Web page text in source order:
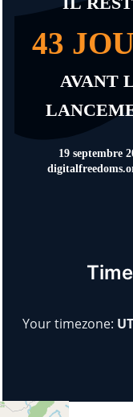
Your timezone: